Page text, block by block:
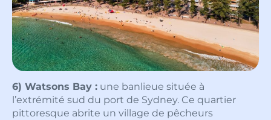
6) Watsons Bay : une banlieue située à
l’extrémité sud du port de Sydney. Ce quartier
pittoresque abrite un village de pêcheurs